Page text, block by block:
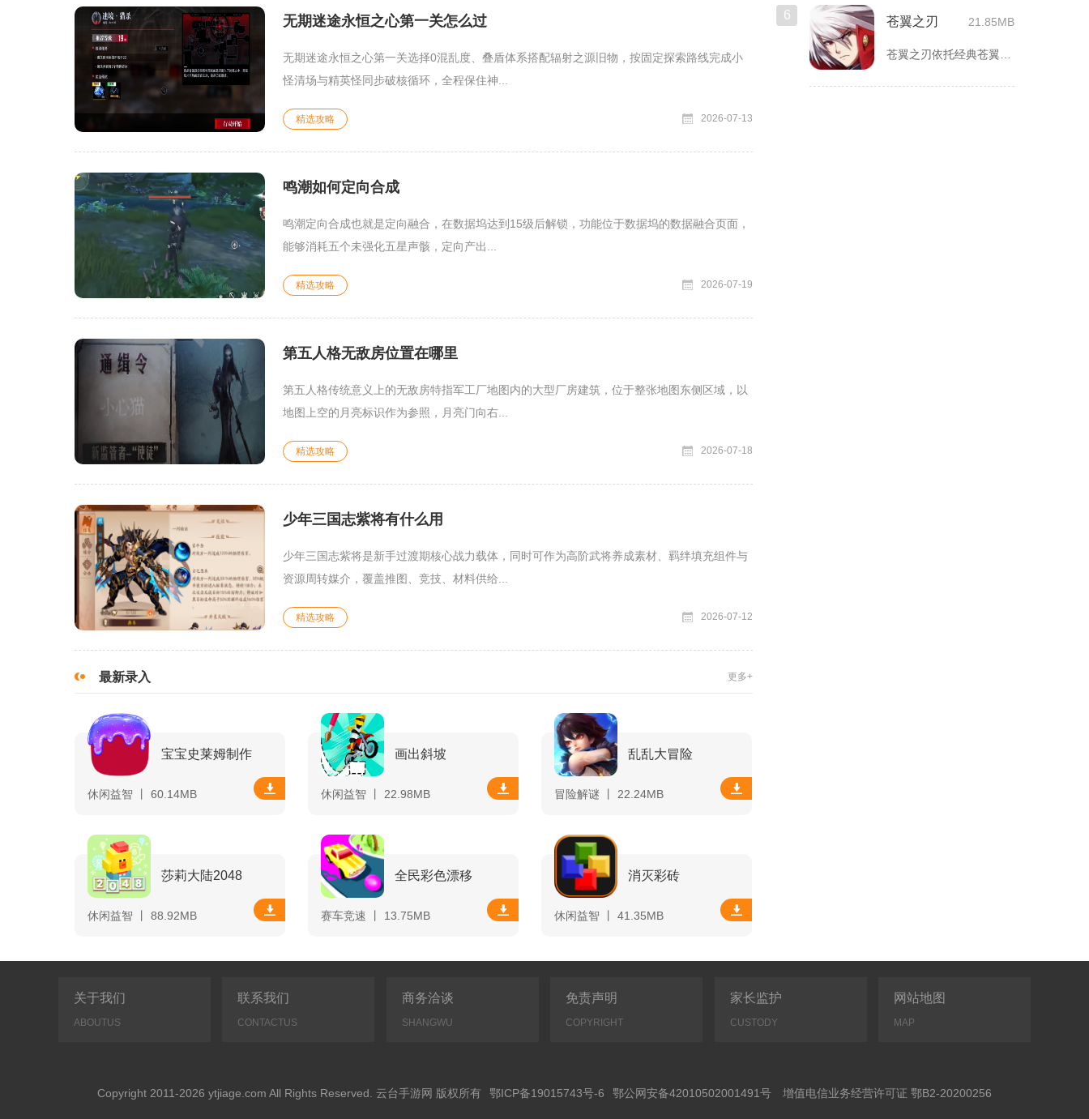
无期迷途永恒之心第一关怎么过
无期迷途永恒之心第一关选择0混乱度、叠盾体系搭配辐射之源旧物，按固定探索路线完成小
怪清场与精英怪同步破核循环，全程保住神...
精选攻略 2026-07-13
鸣潮如何定向合成
鸣潮定向合成也就是定向融合，在数据坞达到15级后解锁，功能位于数据坞的数据融合页面，
能够消耗五个未强化五星声骸，定向产出...
精选攻略 2026-07-19
第五人格无敌房位置在哪里
第五人格传统意义上的无敌房特指军工厂地图内的大型厂房建筑，位于整张地图东侧区域，以
地图上空的月亮标识作为参照，月亮门向右...
精选攻略 2026-07-18
少年三国志紫将有什么用
少年三国志紫将是新手过渡期核心战力载体，同时可作为高阶武将养成素材、羁绊填充组件与
资源周转媒介，覆盖推图、竞技、材料供给...
精选攻略 2026-07-12
最新录入 更多+
宝宝史莱姆制作
休闲益智 丨 60.14MB
画出斜坡
休闲益智 丨 22.98MB
乱乱大冒险
冒险解谜 丨 22.24MB
莎莉大陆2048
休闲益智 丨 88.92MB
全民彩色漂移
赛车竞速 丨 13.75MB
消灭彩砖
休闲益智 丨 41.35MB
6 苍翼之刃 21.85MB
关于我们
ABOUTUS
联系我们
CONTACTUS
商务洽谈
SHANGWU
免责声明
COPYRIGHT
家长监护
CUSTODY
网站地图
MAP
Copyright 2011-2026 ytjiage.com All Rights Reserved. 云台手游网 版权所有 鄂ICP备19015743号-6 鄂公网安备42010502001491号 增值电信业务经营许可证 鄂B2-20200256